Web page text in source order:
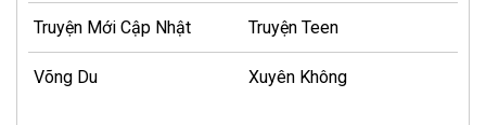
Truyện Mới Cập Nhật Truyện Teen
Võng Du Xuyên Không